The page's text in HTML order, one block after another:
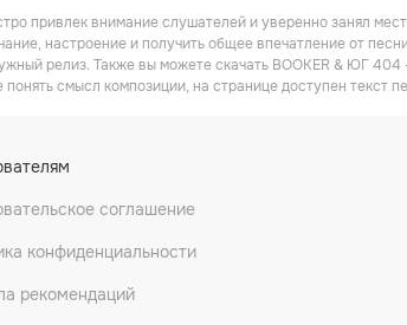
привлек внимание слушателей и уверенно занял
настроение и получить общее впечатление от
релиз. Также вы можете скачать BOOKER & ЮГ
смысл композиции, на странице доступен текст
соглашение
конфиденциальности
рекомендаций